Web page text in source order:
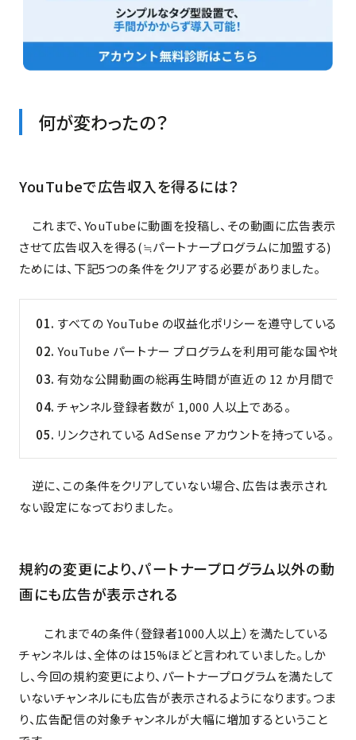
何が変わったの？
YouTubeで広告収入を得るには？
これまで、YouTubeに動画を投稿し、その動画に広告表示
させて広告収入を得る(≒パートナープログラムに加盟する)
ためには、下記5つの条件をクリアする必要がありました。
すべての YouTube の収益化ポリシーを遵守している。
YouTube パートナー プログラムを利用可能な国や地域
有効な公開動画の総再生時間が直近の 12 か月間で
チャンネル登録者数が 1,000 人以上である。
リンクされている AdSense アカウントを持っている。
逆に、この条件をクリアしていない場合、広告は表示され
ない設定になっておりました。
規約の変更により、パートナープログラム以外の動
画にも広告が表示される
これまで4の条件（登録者1000人以上）を満たしている
チャンネルは、全体のは15%ほどと言われていました。しか
し、今回の規約変更により、パートナープログラムを満たして
いないチャンネルにも広告が表示されるようになります。つま
り、広告配信の対象チャンネルが大幅に増加するということ